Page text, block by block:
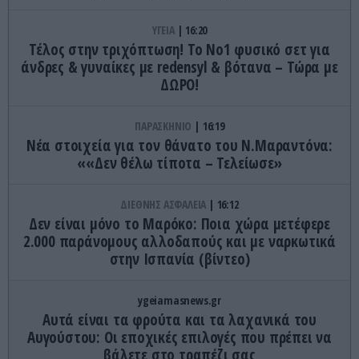
ΥΓΕΙΑ 16:20
Τέλος στην τριχόπτωση! Το Νο1 φυσικό σετ για
άνδρες & γυναίκες με redensyl & βότανα – Τώρα με
ΔΩΡΟ!
ΠΑΡΑΣΚΗΝΙΟ 16:19
Νέα στοιχεία για τον θάνατο του Ν.Μαραντόνα:
««Δεν θέλω τίποτα – Τελείωσε»
ΔΙΕΘΝΗΣ ΑΣΦΑΛΕΙΑ 16:12
Δεν είναι μόνο το Μαρόκο: Ποια χώρα μετέφερε
2.000 παράνομους αλλοδαπούς και με ναρκωτικά
στην Ισπανία (βίντεο)
ygeiamasnews.gr
Αυτά είναι τα φρούτα και τα λαχανικά του
Αυγούστου: Οι εποχικές επιλογές που πρέπει να